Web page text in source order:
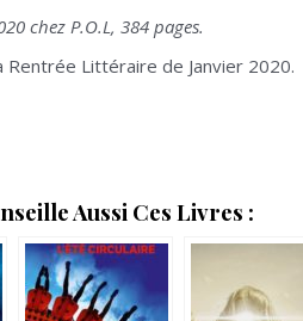
chez P.O.L, 384 pages.
Rentrée Littéraire de Janvier 2020.
Aussi Ces Livres :